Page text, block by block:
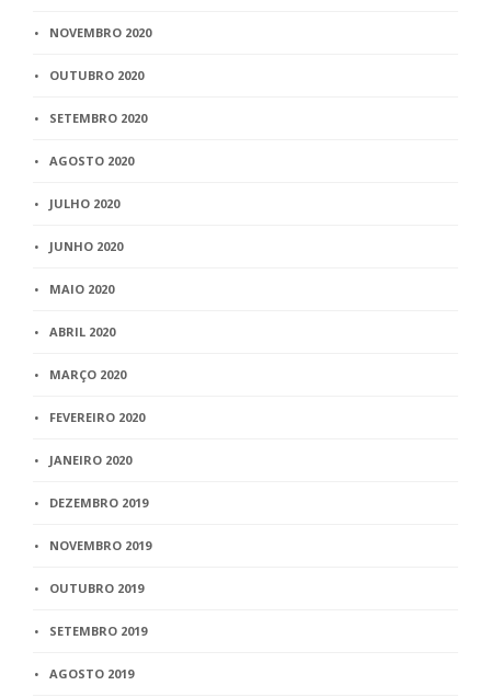
NOVEMBRO 2020
OUTUBRO 2020
SETEMBRO 2020
AGOSTO 2020
JULHO 2020
JUNHO 2020
MAIO 2020
ABRIL 2020
MARÇO 2020
FEVEREIRO 2020
JANEIRO 2020
DEZEMBRO 2019
NOVEMBRO 2019
OUTUBRO 2019
SETEMBRO 2019
AGOSTO 2019